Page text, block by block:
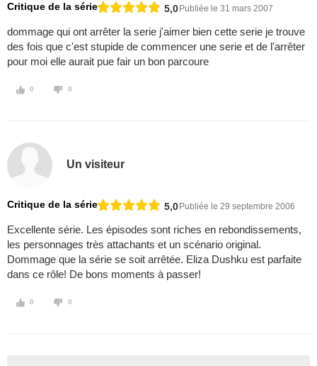
Critique de la série 5,0Publiée le 31 mars 2007
dommage qui ont arrêter la serie j'aimer bien cette serie je trouve
des fois que c'est stupide de commencer une serie et de l'arrêter
pour moi elle aurait pue fair un bon parcoure
0 0
Un visiteur
Critique de la série 5,0Publiée le 29 septembre 2006
Excellente série. Les épisodes sont riches en rebondissements,
les personnages très attachants et un scénario original.
Dommage que la série se soit arrêtée. Eliza Dushku est parfaite
dans ce rôle! De bons moments à passer!
0 0